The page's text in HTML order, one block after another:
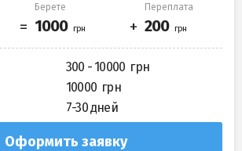
Берете Переплата
300 - 10000
10000
7-30 дней
Оформить заявку